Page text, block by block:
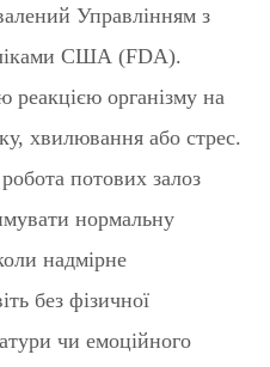
Управлінням з
ліками США (FDA).
реакцією організму на
хвилювання або стрес.
потових залоз
нормальну
надмірне
без фізичної
чи емоційного